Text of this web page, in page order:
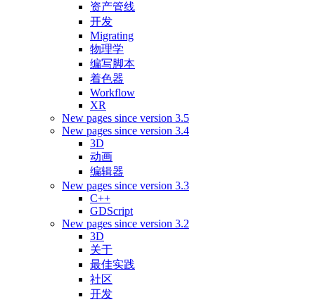
资产管线
开发
Migrating
物理学
编写脚本
着色器
Workflow
XR
New pages since version 3.5
New pages since version 3.4
3D
动画
编辑器
New pages since version 3.3
C++
GDScript
New pages since version 3.2
3D
关于
最佳实践
社区
开发